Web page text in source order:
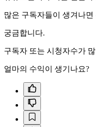
많은 구독자들이 생겨나
궁금합니다.
구독자 또는 시청자수가
얼마의 수익이 생기나요?